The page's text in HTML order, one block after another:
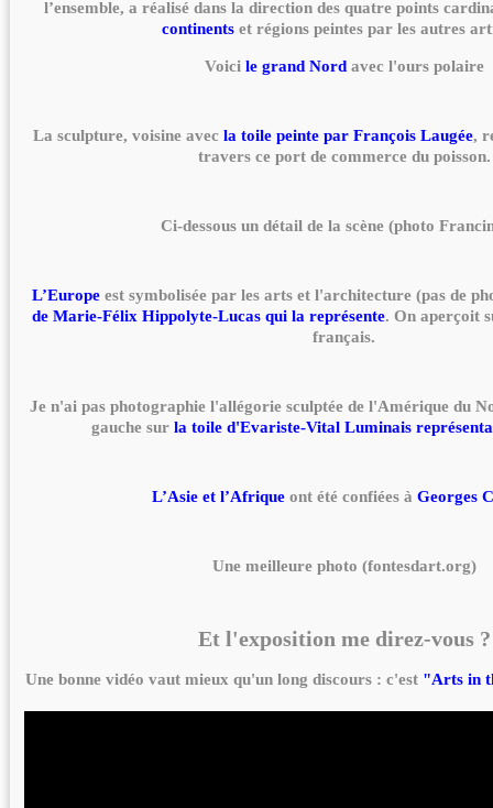
l’ensemble, a réalisé dans la direction des quatre points
continents et régions peintes par les autres
Voici le grand Nord avec l'ours polaire
La sculpture, voisine avecla toile peinte par François Laugée,
travers ce port de commerce du poisson.
Ci-dessous un détail de la scène (photo
L’Europe est symbolisée par les arts et l'architecture (pas de
de Marie-Félix Hippolyte-Lucas qui la représente. On aperçoit
français.
Je n'ai pas photographie l'allégorie sculptée de l'Amérique du
gauche surla toile d'Evariste-Vital Luminais
L’Asie et l’Afrique ont été confiées à Georges
Une meilleure photo (fontesdart.org)
Et l'exposition me direz-vous ?
Une bonne vidéo vaut mieux qu'un long discours : c'est "Arts in